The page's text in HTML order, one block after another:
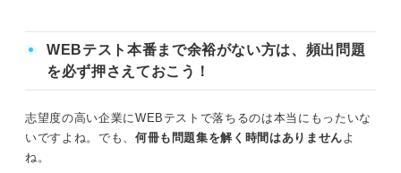
問題の「販売」は、「売る」と「買う」という反対の意味
を持つ漢字を組み合わせた熟語である。選択肢を分析する
と、Aは下の字が上の字の目的語になる関係、Bは似た意味
暗（明るい・暗い）」「勝敗（勝つ・負ける）」は、すべ
て反対の意味を並べた構成であるため、これが正解とな
る。熟語を一つずつ訓読みして関係性をとらえることが大
WEBテスト本番まで余裕がない方は、頻出問題
を必ず押さえておこう！
志望度の高い企業にWEBテストで落ちるのは本当にもったいな
いですよね。でも、 何冊も問題集を解く時間はありません よ
ね。